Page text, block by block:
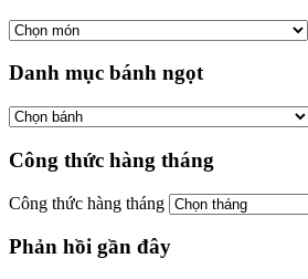
Danh mục bánh ngọt
Công thức hàng tháng
Công thức hàng tháng
Phản hồi gần đây